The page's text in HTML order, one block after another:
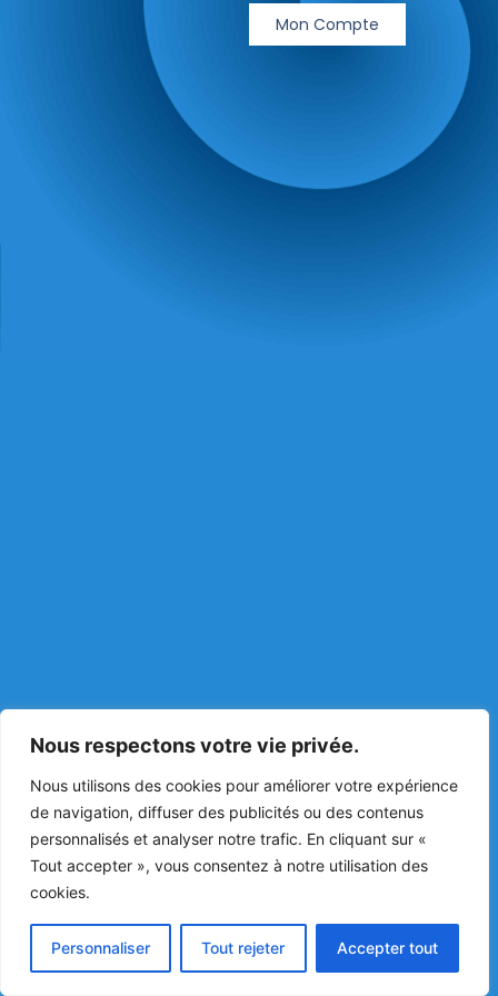
Nous respectons votre vie privée.
Nous utilisons des cookies pour améliorer votre expérience
de navigation, diffuser des publicités ou des contenus
personnalisés et analyser notre trafic. En cliquant sur «
Tout accepter », vous consentez à notre utilisation des
cookies.
Personnaliser Tout rejeter Accepter tout
Mon Compte